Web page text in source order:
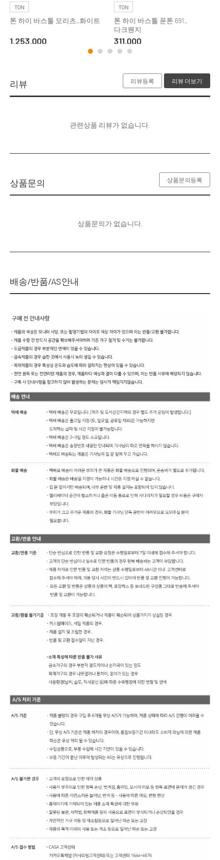
TON
톤 하이 바스툴 모리츠_화이트
1,253,000
TON
톤 하이 바스툴 푼톤 691_
다크웬지
311,000
리뷰 리뷰등록 리뷰 더보기
관련상품 리뷰가 없습니다.
상품문의 상품문의등록
상품문의가 없습니다.
배송/반품/AS안내